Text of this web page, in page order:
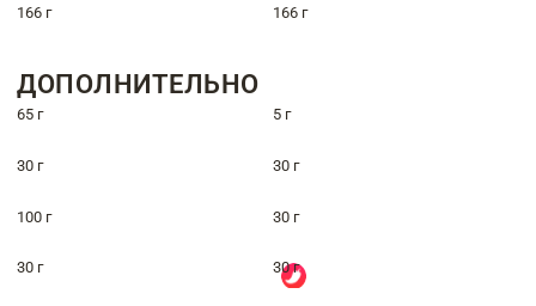
166 г 166 г
ДОПОЛНИТЕЛЬНО
65 г 5 г
30 г 30 г
100 г 30 г
30 г 30 г